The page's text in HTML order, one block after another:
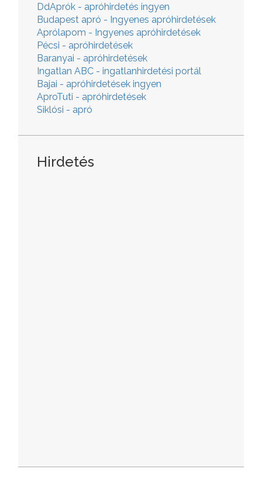
DdAprók - apróhirdetés ingyen
Budapest apró - Ingyenes apróhirdetések
Aprólapom - Ingyenes apróhirdetések
Pécsi - apróhirdetések
Baranyai - apróhirdetések
Ingatlan ABC - ingatlanhirdetési portál
Bajai - apróhirdetések ingyen
AproTuti - apróhirdetések
Siklósi - apró
Hirdetés